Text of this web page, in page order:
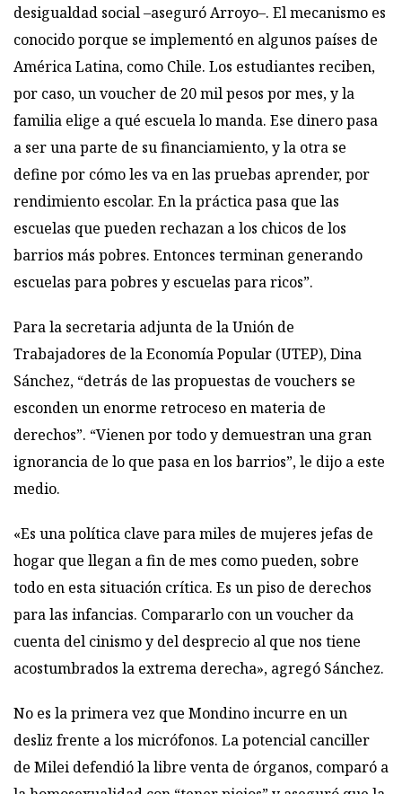
desigualdad social –aseguró Arroyo–. El mecanismo es
conocido porque se implementó en algunos países de
América Latina, como Chile. Los estudiantes reciben,
por caso, un voucher de 20 mil pesos por mes, y la
familia elige a qué escuela lo manda. Ese dinero pasa
a ser una parte de su financiamiento, y la otra se
define por cómo les va en las pruebas aprender, por
rendimiento escolar. En la práctica pasa que las
escuelas que pueden rechazan a los chicos de los
barrios más pobres. Entonces terminan generando
escuelas para pobres y escuelas para ricos”.
Para la secretaria adjunta de la Unión de
Trabajadores de la Economía Popular (UTEP), Dina
Sánchez, “detrás de las propuestas de vouchers se
esconden un enorme retroceso en materia de
derechos”. “Vienen por todo y demuestran una gran
ignorancia de lo que pasa en los barrios”, le dijo a este
medio.
«Es una política clave para miles de mujeres jefas de
hogar que llegan a fin de mes como pueden, sobre
todo en esta situación crítica. Es un piso de derechos
para las infancias. Compararlo con un voucher da
cuenta del cinismo y del desprecio al que nos tiene
acostumbrados la extrema derecha», agregó Sánchez.
No es la primera vez que Mondino incurre en un
desliz frente a los micrófonos. La potencial canciller
de Milei defendió la libre venta de órganos, comparó a